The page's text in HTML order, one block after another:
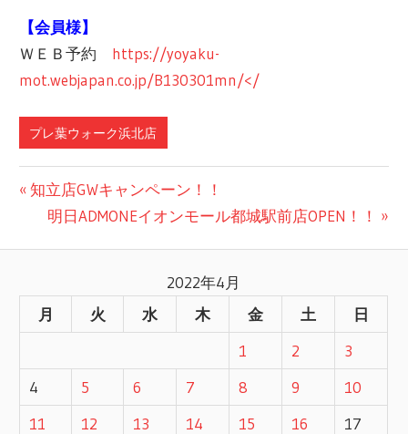
【会員様】
ＷＥＢ予約 https://yoyaku-
mot.webjapan.co.jp/B130301mn/</
プレ葉ウォーク浜北店
稿
ナ
ビ
ゲ
ー
前
知立店GWキャンペーン！！
次
事:
明日ADMONEイオンモール都城駅前店OPEN！！
2022年4月
月
火 水 木 金 土 日
1 2
3
4
5 6 7 8 9
10
11
12 13 14 15 16
17